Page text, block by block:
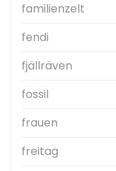
familienzelt
fendi
fjällräven
fossil
frauen
freitag